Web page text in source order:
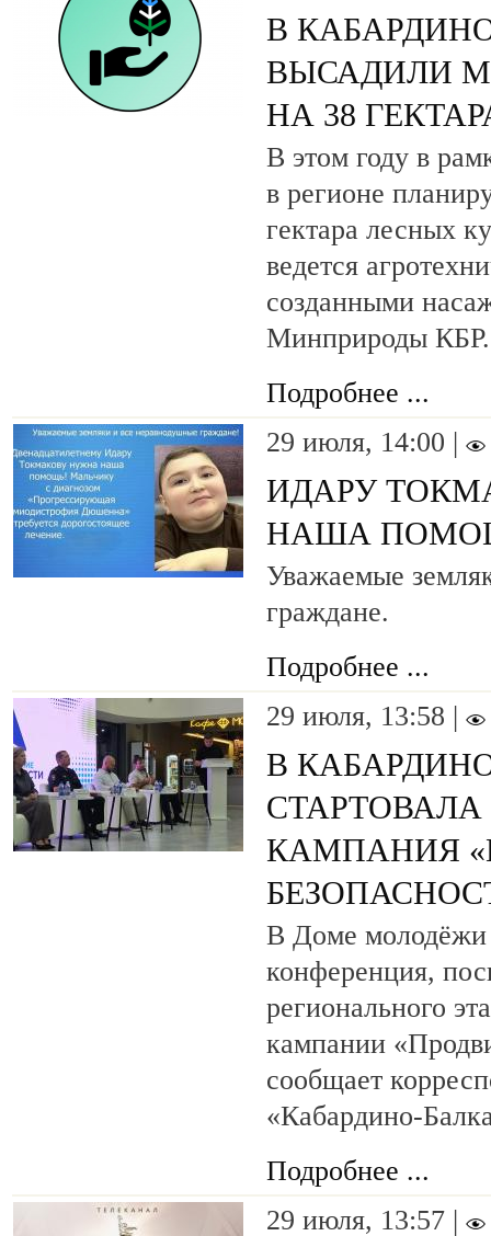
В
ВЫСАДИЛИ
НА 38
В этом году в
в регионе
гектара лесных
ведется
созданными
Минприроды КБР.
Подробнее ...
29 июля, 14:00 |
ИДАРУ
НАША
Уважаемые
граждане.
Подробнее ...
29 июля, 13:58 |
В
КАМПАНИЯ
В Доме
конференция,
регионального
кампании
сообщает
«Кабардино-
Подробнее ...
29 июля, 13:57 |